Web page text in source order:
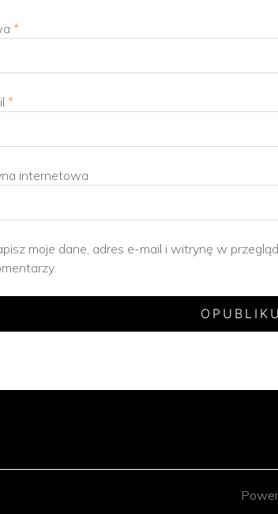
*
*
internetowa
moje dane, adres e-mail i witrynę w